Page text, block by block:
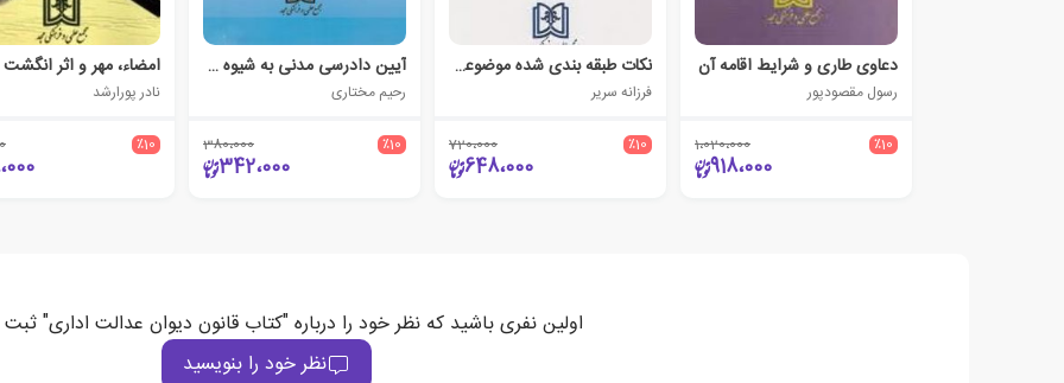
دعاوی طاری و شرایط اقامه آن
رسول مقصودپور
٪10 1،020،000
918،000
نکات طبقه بندی شده موضوعی آیین دادرسی مدنی
فرزانه سریر
٪10 720،000
648،000
آیین دادرسی مدنی به شیوه همجواری مقایسه ای
رحیم مختاری
٪10 380،000
342،000
نادر پورارشد
٪10
اولین نفری باشید که نظر خود را درباره "کتاب قانون دیوان عدالت اداری"
نظر خود را بنویسید